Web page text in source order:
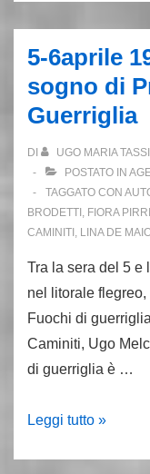
5-6aprile
sogno di
Guerriglia
DI UGO MARIA
POSTATO IN
TAGGATO CON
BRODETTI , FIORA PIRRI
CAMINITI , LINA DE
Tra la sera del 5 e
nel litorale
Fuochi di
Caminiti, Ugo
di guerriglia è …
5-
Leggi tutto »